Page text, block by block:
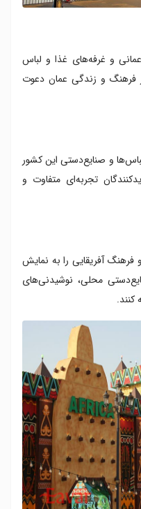
و غرفه‌های غذا و لباس
فرهنگ و زندگی عمان دعوت
و صنایع‌دستی این کشور
تجربه‌ای متفاوت و
فرهنگ آفریقایی را به نمایش
محلی، نوشیدنی‌های